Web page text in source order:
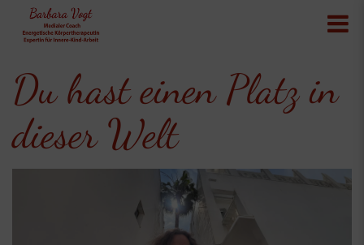
Du hast einen Platz in
dieser Welt